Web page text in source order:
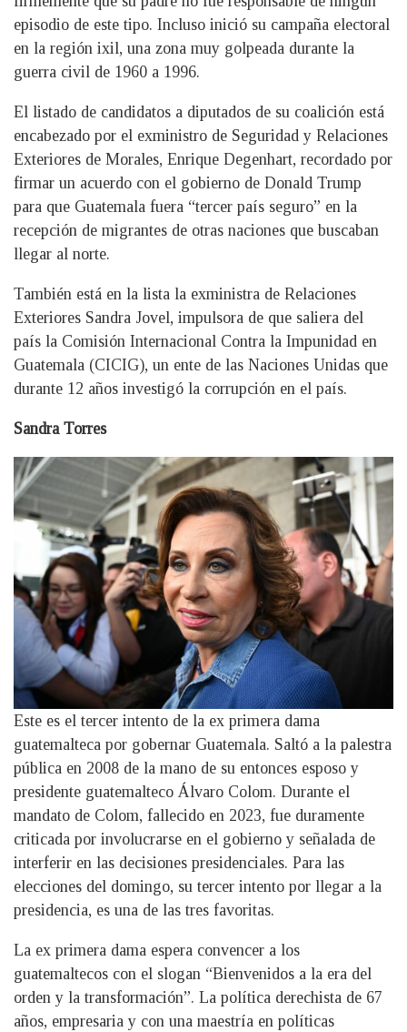
episodio de este tipo. Incluso inició su campaña electoral
en la región ixil, una zona muy golpeada durante la
guerra civil de 1960 a 1996.
El listado de candidatos a diputados de su coalición está
encabezado por el exministro de Seguridad y Relaciones
Exteriores de Morales, Enrique Degenhart, recordado por
firmar un acuerdo con el gobierno de Donald Trump
para que Guatemala fuera “tercer país seguro” en la
recepción de migrantes de otras naciones que buscaban
llegar al norte.
También está en la lista la exministra de Relaciones
Exteriores Sandra Jovel, impulsora de que saliera del
país la Comisión Internacional Contra la Impunidad en
Guatemala (CICIG), un ente de las Naciones Unidas que
durante 12 años investigó la corrupción en el país.
Sandra Torres
Este es el tercer intento de la ex primera dama
guatemalteca por gobernar Guatemala. Saltó a la palestra
pública en 2008 de la mano de su entonces esposo y
presidente guatemalteco Álvaro Colom. Durante el
mandato de Colom, fallecido en 2023, fue duramente
criticada por involucrarse en el gobierno y señalada de
interferir en las decisiones presidenciales. Para las
elecciones del domingo, su tercer intento por llegar a la
presidencia, es una de las tres favoritas.
La ex primera dama espera convencer a los
guatemaltecos con el slogan “Bienvenidos a la era del
orden y la transformación”. La política derechista de 67
años, empresaria y con una maestría en políticas